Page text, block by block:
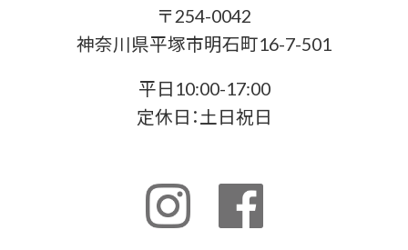
〒254-0042
神奈川県平塚市明石町16-7-501
平日10:00-17:00
定休日：土日祝日